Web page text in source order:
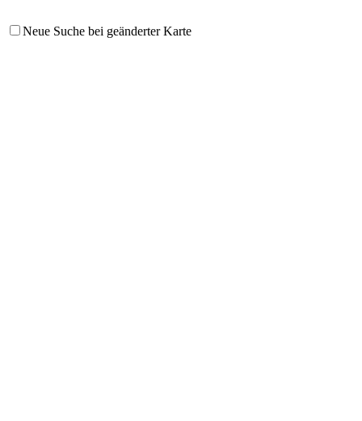
Neue Suche bei geänderter Karte